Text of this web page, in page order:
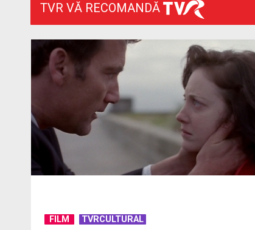
TVR VĂ RECOMANDĂ
FILM TVRCULTURAL